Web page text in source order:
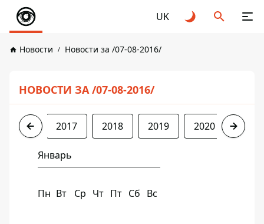
UK
Новости Новости за /07-08-2016/
НОВОСТИ ЗА /07-08-2016/
2016 2017 2018 2019 2020 2021
Январь
Пн Вт Ср Чт Пт Сб Вс